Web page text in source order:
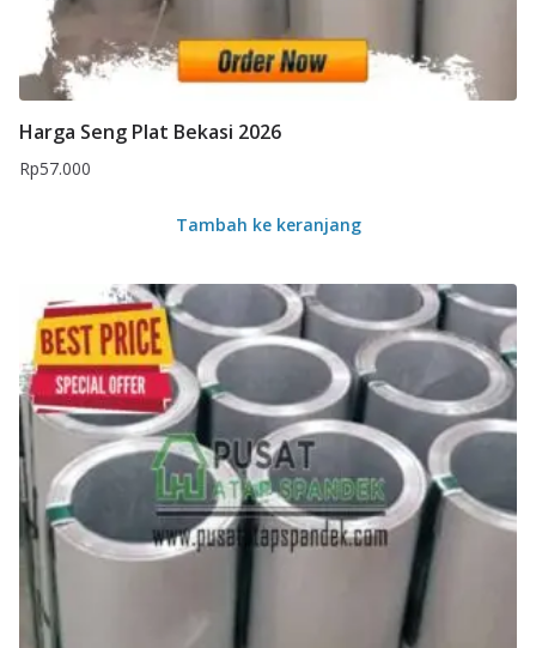
Harga Seng Plat Bekasi 2026
Rp57.000
Tambah ke keranjang